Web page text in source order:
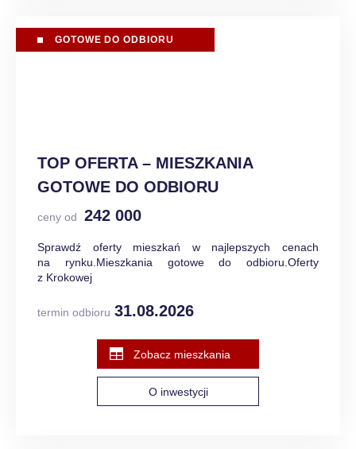
GOTOWE DO ODBIORU
TOP OFERTA – MIESZKANIA
GOTOWE DO ODBIORU
ceny od 242 000
Sprawdź oferty mieszkań w najlepszych cenach
na rynku.Mieszkania gotowe do odbioru.Oferty
z Krokowej
termin odbioru 31.08.2026
Zobacz mieszkania
O inwestycji